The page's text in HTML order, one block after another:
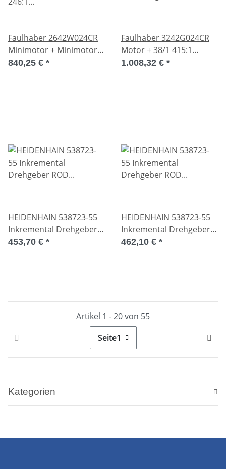
Faulhaber 2642W024CR
Minimotor + Minimotor
SA 30/1 246:1 Unused
840,25 € *
Faulhaber 3242G024CR
Motor + 38/1 415:1
Planetengetriebe
1.008,32 € *
HEIDENHAIN 538723-55
Inkremental Drehgeber
ROD 320.020-1250 538
453,70 € *
HEIDENHAIN 538723-55
Inkremental Drehgeber
ROD 320.020-1250 538
462,10 € *
Artikel 1 - 20 von 55
Seite1
Kategorien